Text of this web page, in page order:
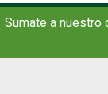
Sumate a nuestro